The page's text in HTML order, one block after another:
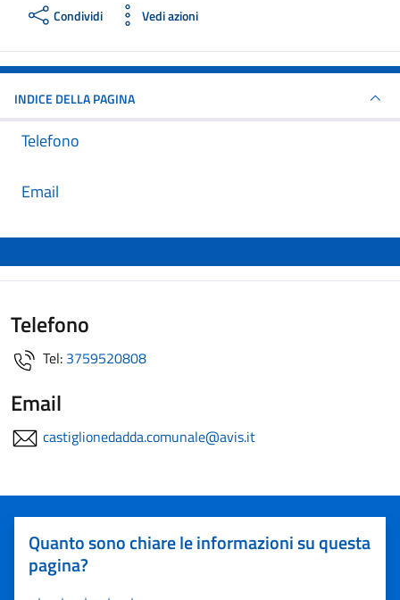
Condividi Vedi azioni
INDICE DELLA PAGINA
Telefono
Email
Telefono
Tel: 3759520808
Email
castiglionedadda.comunale@avis.it
Quanto sono chiare le informazioni su questa
pagina?